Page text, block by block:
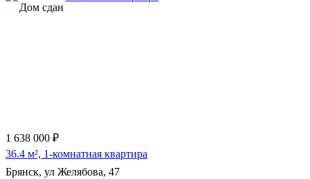
Дом сдан
1 638 000 ₽
36.4 м², 1-комнатная квартира
Брянск, ул Желябова, 47